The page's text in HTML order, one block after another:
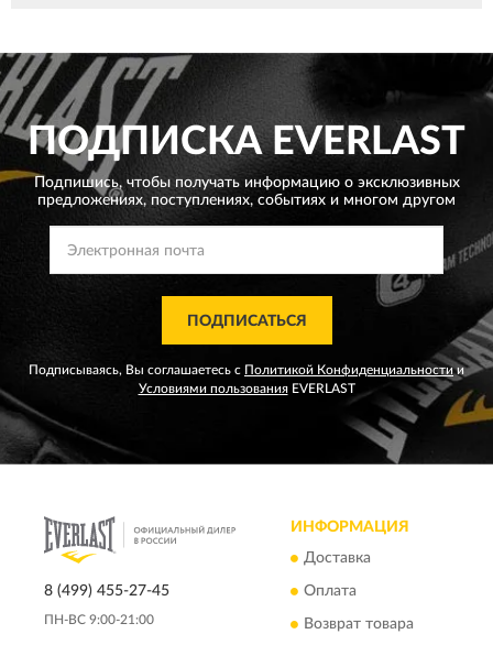
ПОДПИСКАEVERLAST
Подпишись, чтобы получать информацию о эксклюзивных
предложениях, поступлениях, событиях и многом другом
ПОДПИСАТЬСЯ
Подписываясь, Вы соглашаетесь с Политикой Конфиденциальности и
Условиями пользованияEVERLAST
8 (499) 455-27-45
ПН-ВС 9:00-21:00
ИНФОРМАЦИЯ
Доставка
Оплата
Возврат товара